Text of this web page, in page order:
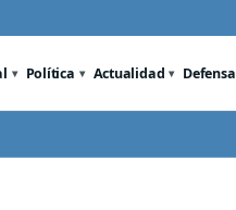
Política Actualidad Defensa